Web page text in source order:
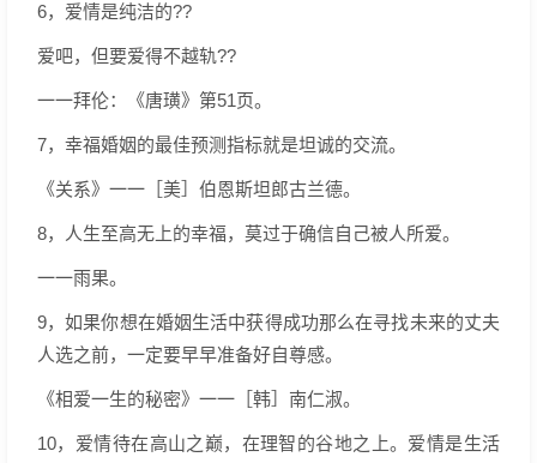
6，爱情是纯洁的??
爱吧，但要爱得不越轨??
一一拜伦：《唐璜》第51页。
7，幸福婚姻的最佳预测指标就是坦诚的交流。
《关系》一一［美］伯恩斯坦郎古兰德。
8，人生至高无上的幸福，莫过于确信自己被人所爱。
一一雨果。
9，如果你想在婚姻生活中获得成功那么在寻找未来的丈夫
人选之前，一定要早早准备好自尊感。
《相爱一生的秘密》一一［韩］南仁淑。
10，爱情待在高山之巅，在理智的谷地之上。爱情是生活